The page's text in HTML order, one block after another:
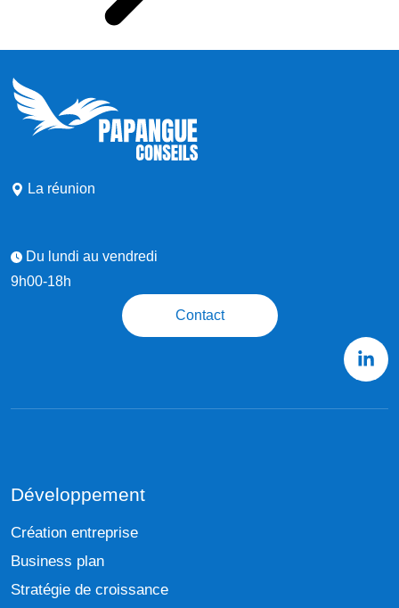
La réunion
Du lundi au vendredi
9h00-18h
Contact
Développement
Création entreprise
Business plan
Stratégie de croissance